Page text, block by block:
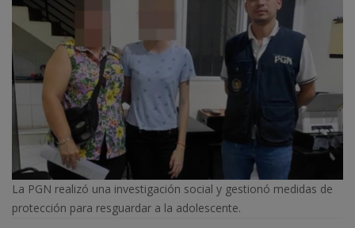
La PGN realizó una investigación social y gestionó medidas de
protección para resguardar a la adolescente.